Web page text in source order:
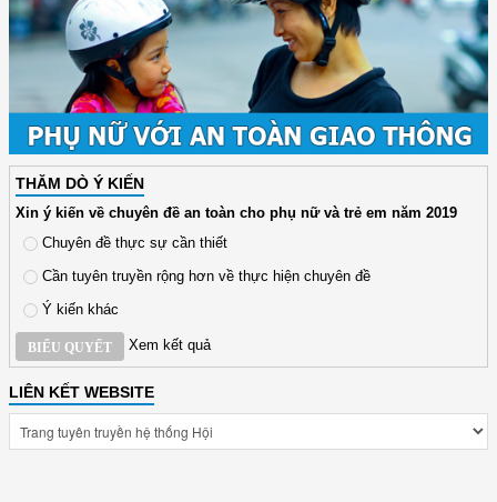
THĂM DÒ Ý KIẾN
Xin ý kiến về chuyên đề an toàn cho phụ nữ và trẻ em năm 2019
Chuyên đề thực sự cần thiết
Cần tuyên truyền rộng hơn về thực hiện chuyên đề
Ý kiến khác
BIỂU QUYẾT Xem kết quả
LIÊN KẾT WEBSITE